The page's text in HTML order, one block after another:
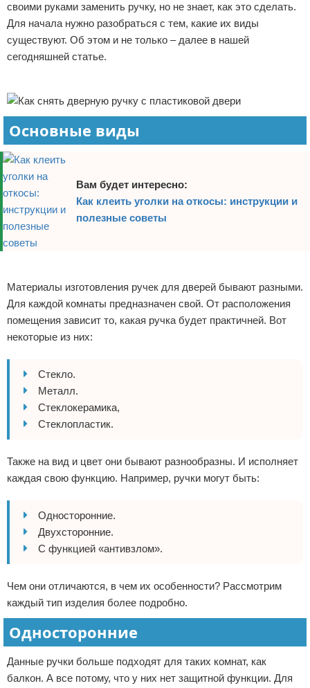
Безопасность
Стройматериалы
своими руками заменить ручку, но не знает, как это сделать.
Для начала нужно разобраться с тем, какие их виды
существуют. Об этом и не только – далее в нашей
сегодняшней статье.
Основные виды
Вам будет интересно:
Как клеить уголки на откосы: инструкции и
полезные советы
Материалы изготовления ручек для дверей бывают разными.
Для каждой комнаты предназначен свой. От расположения
помещения зависит то, какая ручка будет практичней. Вот
некоторые из них:
Стекло.
Металл.
Стеклокерамика,
Стеклопластик.
Также на вид и цвет они бывают разнообразны. И исполняет
каждая свою функцию. Например, ручки могут быть:
Односторонние.
Двухсторонние.
С функцией «антивзлом».
Чем они отличаются, в чем их особенности? Рассмотрим
каждый тип изделия более подробно.
Односторонние
Данные ручки больше подходят для таких комнат, как
балкон. А все потому, что у них нет защитной функции. Для